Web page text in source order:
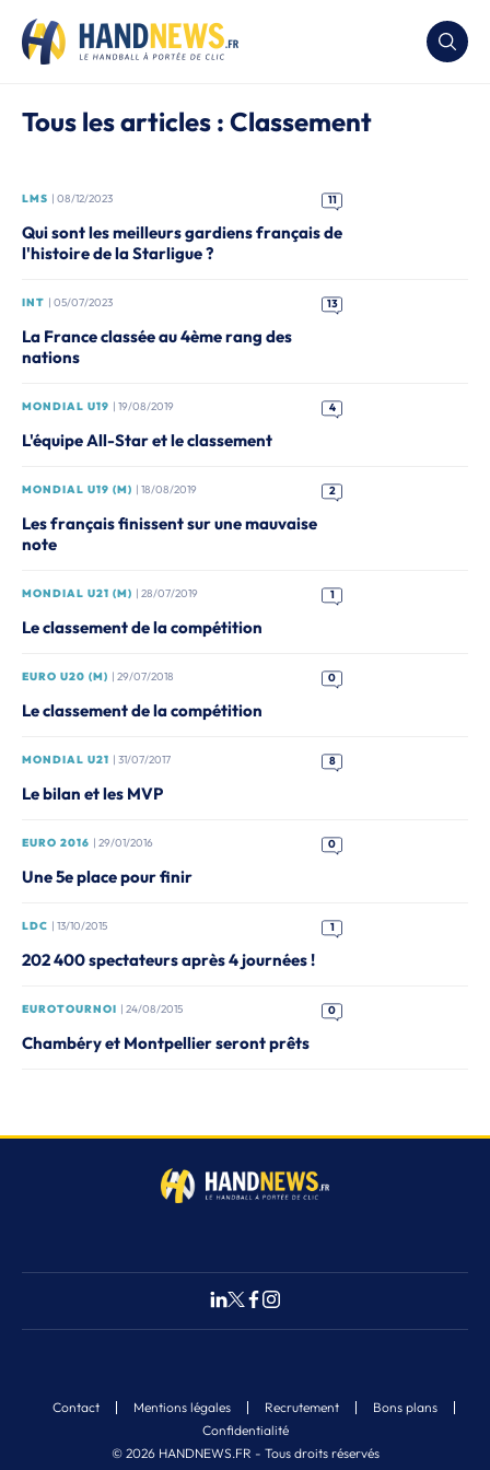
Tous les articles : Classement
LMS | 08/12/2023 11
Qui sont les meilleurs gardiens français de
l'histoire de la Starligue ?
INT | 05/07/2023 13
La France classée au 4ème rang des
nations
MONDIAL U19 | 19/08/2019 4
L'équipe All-Star et le classement
MONDIAL U19 (M) | 18/08/2019 2
Les français finissent sur une mauvaise
note
MONDIAL U21 (M) | 28/07/2019 1
Le classement de la compétition
EURO U20 (M) | 29/07/2018 0
Le classement de la compétition
MONDIAL U21 | 31/07/2017 8
Le bilan et les MVP
EURO 2016 | 29/01/2016 0
Une 5e place pour finir
LDC | 13/10/2015 1
202 400 spectateurs après 4 journées !
EUROTOURNOI | 24/08/2015 0
Chambéry et Montpellier seront prêts
© 2026 HANDNEWS.FR - Tous droits réservés
Contact Mentions légales Recrutement
Bons plans
Confidentialité